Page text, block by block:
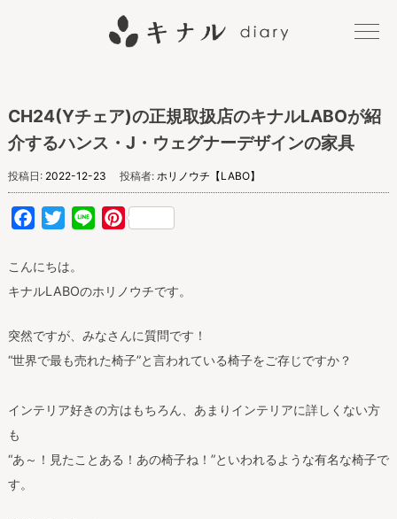
diary
CH24(Yチェア)の正規取扱店のキナルLABOが紹
介するハンス・J・ウェグナーデザインの家具
投稿日: 2022-12-23 投稿者: ホリノウチ【LABO】
FacebookTwitterLine Pinterest
こんにちは。
キナルLABOのホリノウチです。
突然ですが、みなさんに質問です！
“世界で最も売れた椅子”と言われている椅子をご存じですか？
インテリア好きの方はもちろん、あまりインテリアに詳しくない方
も
“あ～！見たことある！あの椅子ね！”といわれるような有名な椅子で
す。